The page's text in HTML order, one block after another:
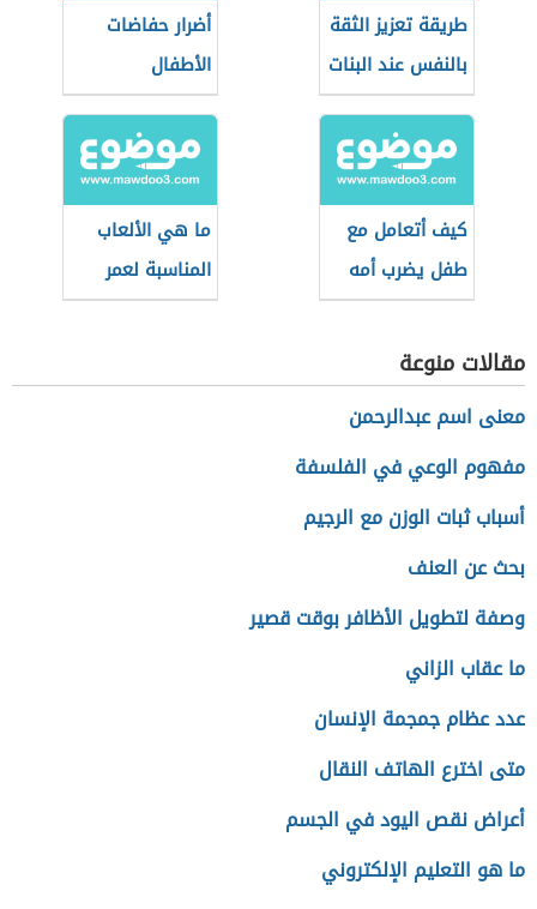
طريقة تعزيز الثقة
بالنفس عند البنات
أضرار حفاضات
الأطفال
كيف أتعامل مع
طفل يضرب أمه
ما هي الألعاب
المناسبة لعمر
سنة
مقالات منوعة
معنى اسم عبدالرحمن
مفهوم الوعي في الفلسفة
أسباب ثبات الوزن مع الرجيم
بحث عن العنف
وصفة لتطويل الأظافر بوقت قصير
ما عقاب الزاني
عدد عظام جمجمة الإنسان
متى اخترع الهاتف النقال
أعراض نقص اليود في الجسم
ما هو التعليم الإلكتروني